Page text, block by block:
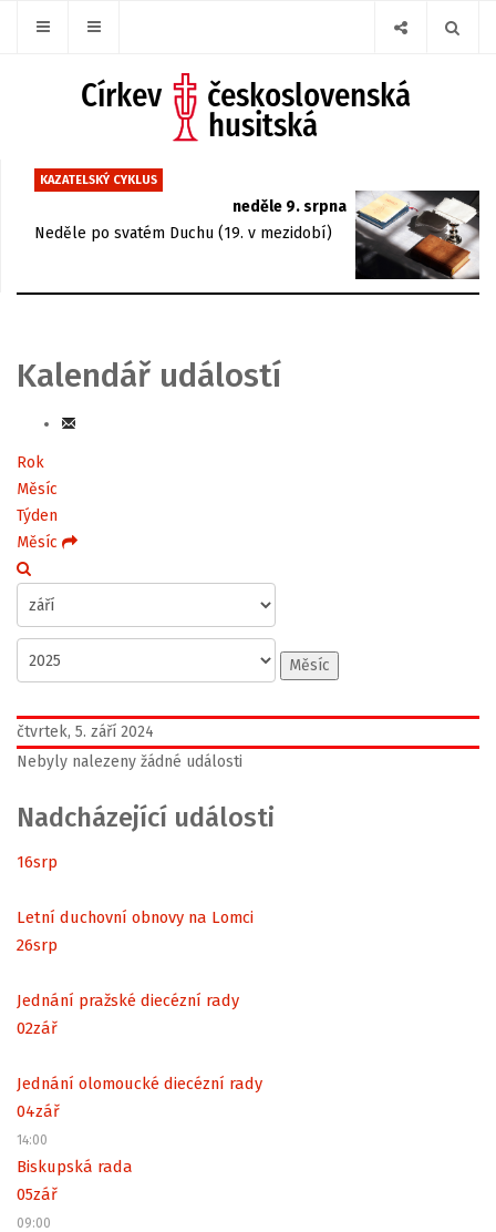
KAZATELSKÝ CYKLUS
neděle 9. srpna
Neděle po svatém Duchu (19. v mezidobí)
Kalendář událostí
Rok
Měsíc
Týden
Měsíc
Měsíc
čtvrtek, 5. září 2024
Nebyly nalezeny žádné události
Nadcházející události
16srp
Letní duchovní obnovy na Lomci
26srp
Jednání pražské diecézní rady
02zář
Jednání olomoucké diecézní rady
04zář
14:00
Biskupská rada
05zář
09:00